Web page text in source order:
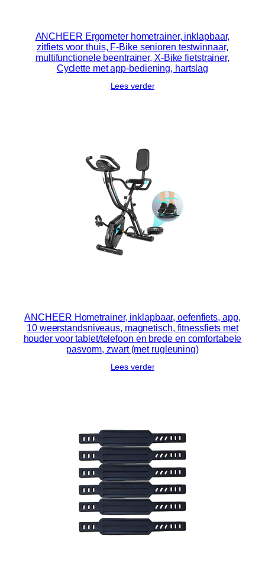
ANCHEER Ergometer hometrainer, inklapbaar,
zitfiets voor thuis, F-Bike senioren testwinnaar,
multifunctionele beentrainer, X-Bike fietstrainer,
Cyclette met app-bediening, hartslag
Lees verder
ANCHEER Hometrainer, inklapbaar, oefenfiets, app,
10 weerstandsniveaus, magnetisch, fitnessfiets met
houder voor tablet/telefoon en brede en comfortabele
pasvorm, zwart (met rugleuning)
Lees verder